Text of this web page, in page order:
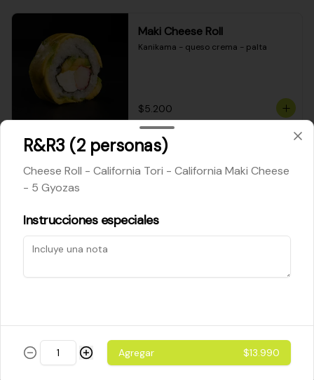
Maki Cheese Roll
Kanikama - queso crema - palta
$5.200
Cheese Roll
Queso crema - palta - cebollín
$5.200
$5.800
R&R3 (2 personas)
Cheese Roll - California Tori - California Maki Cheese
- 5 Gyozas
Instrucciones especiales
Agregar $13.990